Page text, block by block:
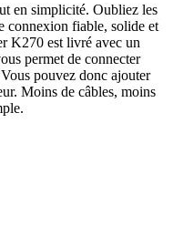
en simplicité. Oubliez les
connexion fiable, solide et
K270 est livré avec un
permet de connecter
pouvez donc ajouter
Moins de câbles, moins